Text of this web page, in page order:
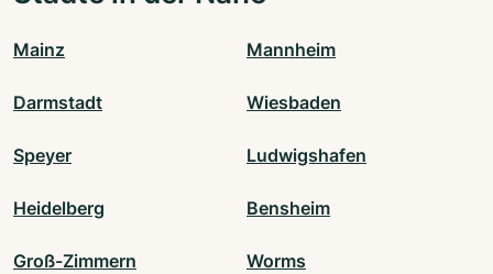
Mainz Mannheim
Darmstadt Wiesbaden
Speyer Ludwigshafen
Heidelberg Bensheim
Groß-Zimmern Worms